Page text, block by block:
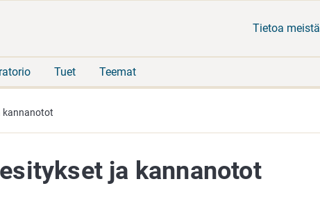
Tietoa meistä
Tuet Teemat
kannanotot
ja kannanotot